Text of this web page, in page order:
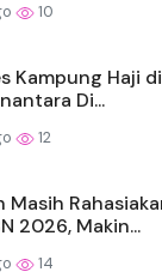
10
Kampung Haji
Di...
12
Masih
2026, Makin...
14